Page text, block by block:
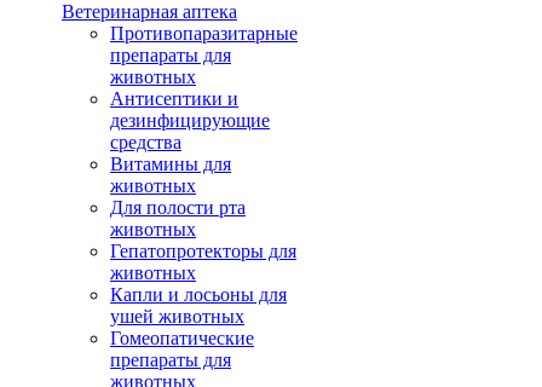
Ветеринарная аптека
Противопаразитарные
препараты для
животных
Антисептики и
дезинфицирующие
средства
Витамины для
животных
Для полости рта
животных
Гепатопротекторы для
животных
Капли и лосьоны для
ушей животных
Гомеопатические
препараты для
животных